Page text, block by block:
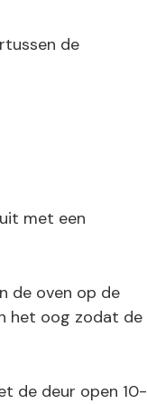
de
met een
de oven op de
het oog zodat de
de deur open 10-